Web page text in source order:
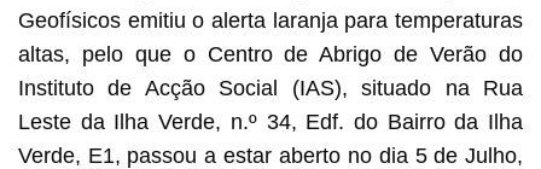
Geofísicos emitiu o alerta laranja para temperaturas
altas, pelo que o Centro de Abrigo de Verão do
Instituto de Acção Social (IAS), situado na Rua
Leste da Ilha Verde, n.º 34, Edf. do Bairro da Ilha
Verde, E1, passou a estar aberto no dia 5 de Julho,